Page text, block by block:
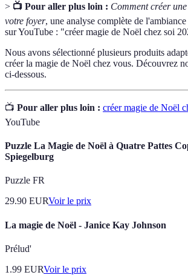
> 📺 Pour aller plus loin : Comment créer
votre foyer, une analyse complète de
sur YouTube : "créer magie de Noël chez soi
Nous avons sélectionné plusieurs produits
créer la magie de Noël chez vous. Découvrez
ci-dessous.
📺 Pour aller plus loin : créer magie de Noël
YouTube
Puzzle La Magie de Noël à Quatre Pattes
Spiegelburg
Puzzle FR
29.90 EURVoir le prix
La magie de Noël - Janice Kay Johnson
Prélud'
1.99 EURVoir le prix